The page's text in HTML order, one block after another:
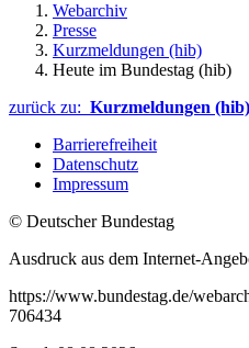
Webarchiv
Presse
Kurzmeldungen (hib)
Heute im Bundestag (hib)
zurück zu: Kurzmeldungen (hib)
Barrierefreiheit
Datenschutz
Impressum
© Deutscher Bundestag
Ausdruck aus dem Internet-
https://www.bundestag.de/
706434